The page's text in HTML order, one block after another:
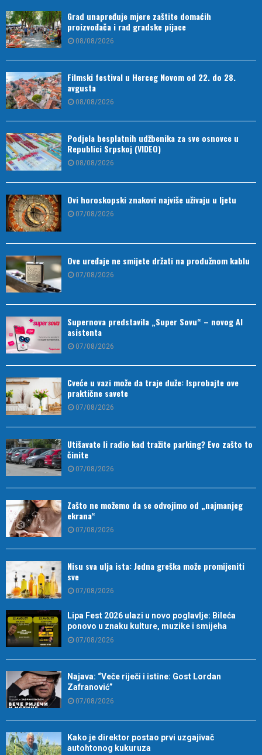
Grad unapređuje mjere zaštite domaćih
proizvođača i rad gradske pijace
08/08/2026
Filmski festival u Herceg Novom od 22. do 28.
avgusta
08/08/2026
Podjela besplatnih udžbenika za sve osnovce u
Republici Srpskoj (VIDEO)
08/08/2026
Ovi horoskopski znakovi najviše uživaju u ljetu
07/08/2026
Ove uređaje ne smijete držati na produžnom kablu
07/08/2026
Supernova predstavila „Super Sovu“ – novog AI
asistenta
07/08/2026
Cveće u vazi može da traje duže: Isprobajte ove
praktične savete
07/08/2026
Utišavate li radio kad tražite parking? Evo zašto to
činite
07/08/2026
Zašto ne možemo da se odvojimo od „najmanjeg
ekrana“
07/08/2026
Nisu sva ulja ista: Jedna greška može promijeniti
sve
07/08/2026
Lipa Fest 2026 ulazi u novo poglavlje: Bileća
ponovo u znaku kulture, muzike i smijeha
07/08/2026
Najava: “Veče riječi i istine: Gost Lordan
Zafranović”
07/08/2026
Kako je direktor postao prvi uzgajivač
autohtonog kukuruza